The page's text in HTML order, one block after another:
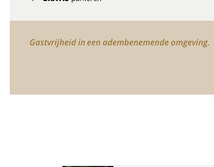
Gastvrijheid in een adembenemende omgeving.